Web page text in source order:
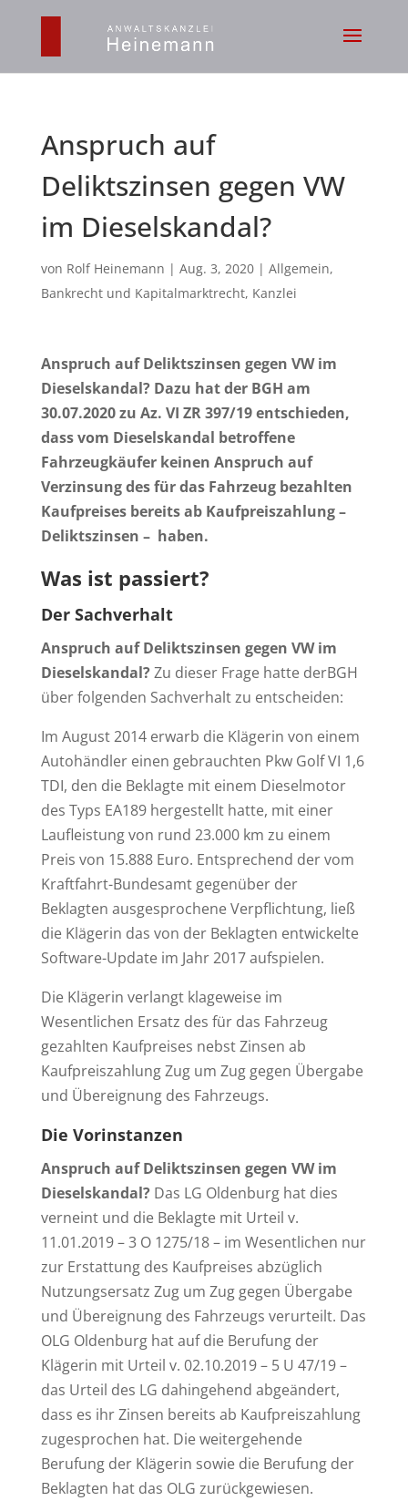
Anspruch auf
Deliktszinsen gegen VW
im Dieselskandal?
von Rolf Heinemann | Aug. 3, 2020| Allgemein,
Bankrecht und Kapitalmarktrecht, Kanzlei
Anspruch auf Deliktszinsen gegen VW im
Dieselskandal? Dazu hat der BGH am
30.07.2020 zu Az. VI ZR 397/19 entschieden,
dass vom Dieselskandal betroffene
Fahrzeugkäufer keinen Anspruch auf
Verzinsung des für das Fahrzeug bezahlten
Kaufpreises bereits ab Kaufpreiszahlung –
Deliktszinsen – haben.
Was ist passiert?
Der Sachverhalt
Anspruch auf Deliktszinsen gegen VW im
Dieselskandal?Zu dieser Frage hatte derBGH
über folgenden Sachverhalt zu entscheiden:
Im August 2014 erwarb die Klägerin von einem
Autohändler einen gebrauchten Pkw Golf VI 1,6
TDI, den die Beklagte mit einem Dieselmotor
des Typs EA189 hergestellt hatte, mit einer
Laufleistung von rund 23.000 km zu einem
Preis von 15.888 Euro. Entsprechend der vom
Kraftfahrt-Bundesamt gegenüber der
Beklagten ausgesprochene Verpflichtung, ließ
die Klägerin das von der Beklagten entwickelte
Software-Update im Jahr 2017 aufspielen.
Die Klägerin verlangt klageweise im
Wesentlichen Ersatz des für das Fahrzeug
gezahlten Kaufpreises nebst Zinsen ab
Kaufpreiszahlung Zug um Zug gegen Übergabe
und Übereignung des Fahrzeugs.
Die Vorinstanzen
Anspruch auf Deliktszinsen gegen VW im
Dieselskandal?Das LG Oldenburg hat dies
verneint und die Beklagte mit Urteil v.
11.01.2019 – 3 O 1275/18 – im Wesentlichen nur
zur Erstattung des Kaufpreises abzüglich
Nutzungsersatz Zug um Zug gegen Übergabe
und Übereignung des Fahrzeugs verurteilt. Das
OLG Oldenburg hat auf die Berufung der
Klägerin mit Urteil v. 02.10.2019 – 5 U 47/19 –
das Urteil des LG dahingehend abgeändert,
dass es ihr Zinsen bereits ab Kaufpreiszahlung
zugesprochen hat. Die weitergehende
Berufung der Klägerin sowie die Berufung der
Beklagten hat das OLG zurückgewiesen.